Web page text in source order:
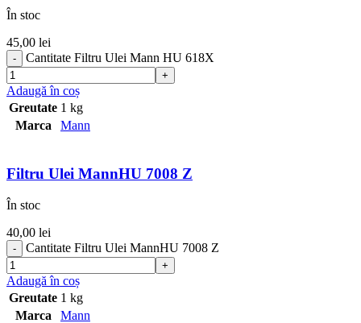
În stoc
45,00 lei
Cantitate Filtru Ulei Mann HU 618X
Adaugă în coș
Greutate 1 kg
Marca
Mann
Filtru Ulei MannHU 7008 Z
În stoc
40,00 lei
Cantitate Filtru Ulei MannHU 7008 Z
Adaugă în coș
Greutate 1 kg
Marca
Mann